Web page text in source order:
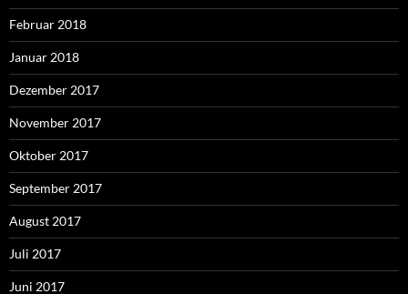
Februar 2018
Januar 2018
Dezember 2017
November 2017
Oktober 2017
September 2017
August 2017
Juli 2017
Juni 2017